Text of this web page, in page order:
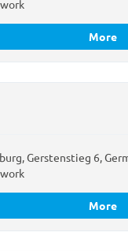
More
Gerstenstieg 6,
More